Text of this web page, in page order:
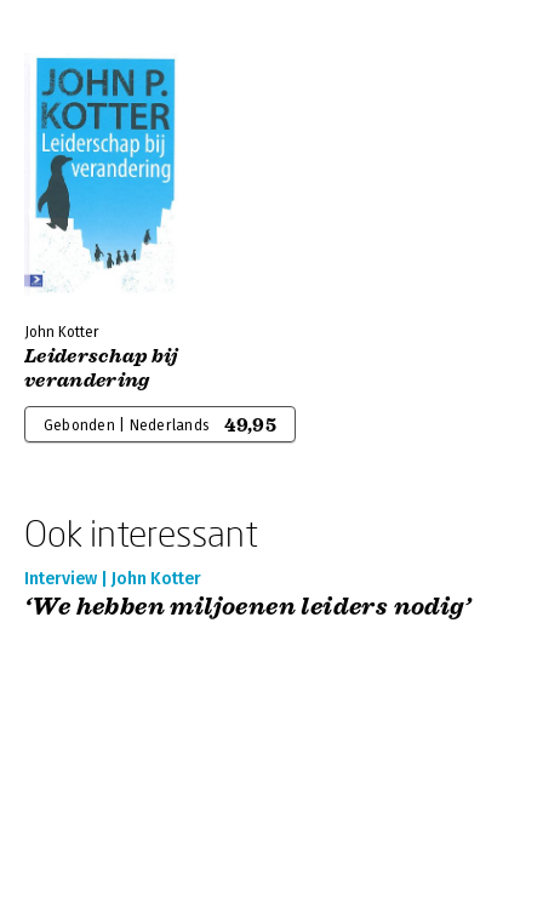
John Kotter
Leiderschap bij
verandering
Gebonden | Nederlands 49,95
Ook interessant
Interview | John Kotter
‘We hebben miljoenen leiders nodig’